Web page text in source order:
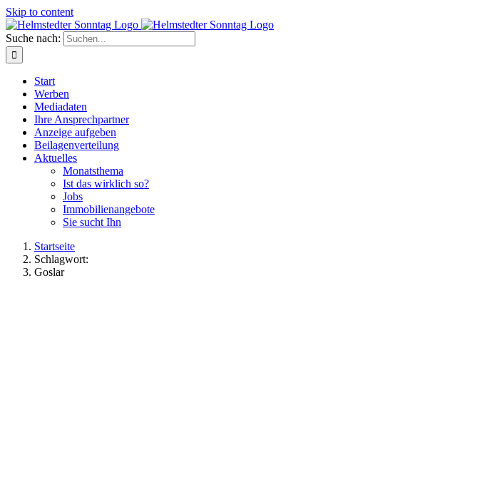
Skip to content
Suche nach:
Start
Werben
Mediadaten
Ihre Ansprechpartner
Anzeige aufgeben
Beilagenverteilung
Aktuelles
Monatsthema
Ist das wirklich so?
Jobs
Immobilienangebote
Sie sucht Ihn
Startseite
Schlagwort:
Goslar